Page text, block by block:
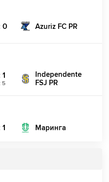
0 Azuriz FC PR
1
5
Independente
FSJ PR
1 Маринга